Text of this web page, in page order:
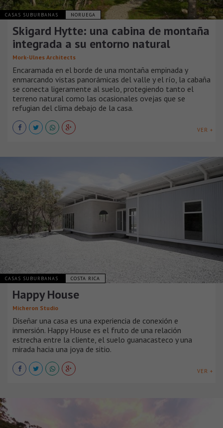
CASAS SUBURBANAS NORUEGA
Skigard Hytte: una cabina de montaña
integrada a su entorno natural
Mork-Ulnes Architects
Encaramada en el borde de una montaña empinada y
enmarcando vistas panorámicas del valle y el río, la cabaña
se conecta ligeramente al suelo, protegiendo tanto el
terreno natural como las ocasionales ovejas que se
refugian del clima debajo de la casa.
VER +
CASAS SUBURBANAS COSTA RICA
Happy House
Micheron Studio
Diseñar una casa es una experiencia de conexión e
inmersión. Happy House es el fruto de una relación
estrecha entre la cliente, el suelo guanacasteco y una
mirada hacia una joya de sitio.
VER +